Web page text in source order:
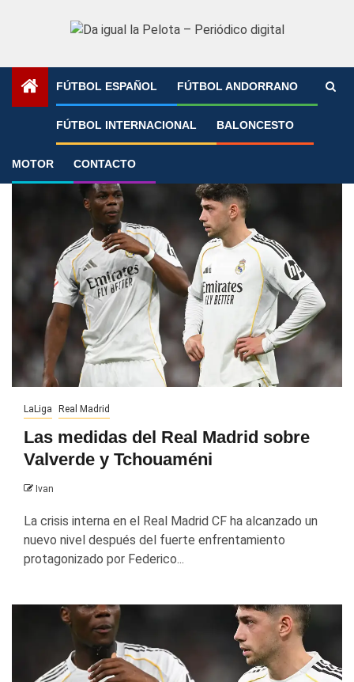
FÚTBOL ESPAÑOL FÚTBOL ANDORRANO
FÚTBOL INTERNACIONAL BALONCESTO
MOTOR CONTACTO
»
Aurélien Tchouaméni
LaLiga Real Madrid
Las medidas del Real Madrid sobre
Valverde y Tchouaméni
Ivan
La crisis interna en el Real Madrid CF ha alcanzado un
nuevo nivel después del fuerte enfrentamiento
protagonizado por Federico...